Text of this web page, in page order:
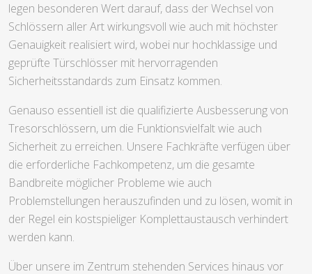
legen besonderen Wert darauf, dass der Wechsel von
Schlössern aller Art wirkungsvoll wie auch mit höchster
Genauigkeit realisiert wird, wobei nur hochklassige und
geprüfte Türschlösser mit hervorragenden
Sicherheitsstandards zum Einsatz kommen.
Genauso essentiell ist die qualifizierte Ausbesserung von
Tresorschlössern, um die Funktionsvielfalt wie auch
Sicherheit zu erreichen. Unsere Fachkräfte verfügen über
die erforderliche Fachkompetenz, um die gesamte
Bandbreite möglicher Probleme wie auch
Problemstellungen herauszufinden und zu lösen, womit in
der Regel ein kostspieliger Komplettaustausch verhindert
werden kann.
Über unsere im Zentrum stehenden Services hinaus vor